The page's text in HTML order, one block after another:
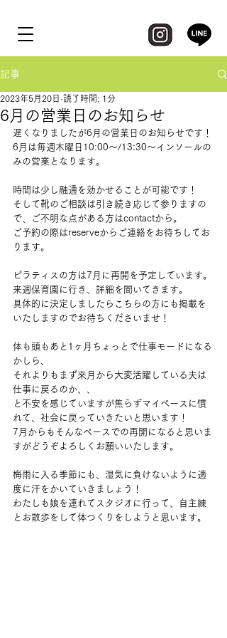
記事
6月の営業日のお知らせ
2023年5月20日 読了時間: 1分
遅くなりましたが6月の営業日のお知らせです！
6月は毎週木曜日10:00〜/13:30〜インソールの
みの営業となります。
時間は少し融通を効かせることが可能です！
そして靴のご相談は引き続き応じて参りますの
で、ご不明な点がある方はcontactから。
ご予約の際はreserveからご連絡をお待ちしてお
ります。
ピラティスの方は7月に再開を予定しています。
来週保育園に行き、詳細を聞いてきます。
具体的に決定しましたらこちらの方にも掲載を
いたしますのでお待ちくださいませ！
体も頭もあと1ヶ月ちょっとで仕事モードになる
かしら、
それよりもまず来月から大変活躍している夫は
仕事に戻るのか、、
と不安を感じていますが焦らずマイペースに慣
れて、社会に戻っていきたいと思います！
7月からもそんなペースでの再開になると思いま
すがどうぞよろしくお願いいたします。
梅雨に入る季節にも、湿気に負けないように適
度に汗をかいていきましょう！
わたしも娘を連れてスタジオに行って、自主練
とお散歩をして体つくりをしようと思います。